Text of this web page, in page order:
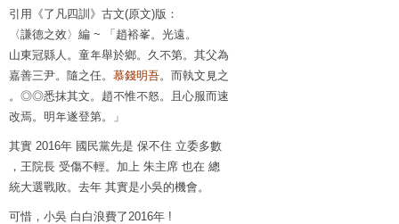
引用《了凡四訓》古文(原文)版：
〈謙德之效〉編 ~ 「趙裕峯。光遠。
山東冠縣人。童年舉於鄉。久不第。其父為
嘉善三尹。隨之任。 慕錢明吾。而執文見之
。◎◎悉抹其文。趙不惟不怒。且心服而速
改焉。明年遂登第。」
其實 2016年 國民黨先是 保不住 立委多數
，王院長 受傷不輕。加上 朱主席 也在 總
統大選戰敗。去年 其實是小吳的機會。
可惜，小吳 白白浪費了2016年 !